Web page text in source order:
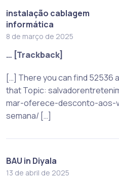
instalação cablagem
informática
8 de março de 2025
… [Trackback]
[…] There you can find 52536
that Topic:
mar-oferece-desconto-
semana/ […]
BAU in Diyala
13 de abril de 2025